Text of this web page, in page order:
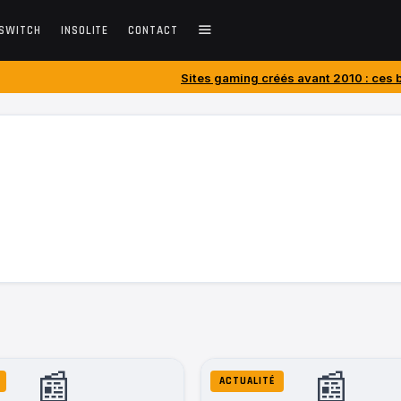
INSOLITE CONTACT
Sites gaming créés avant 2010 : ces blogs jeux
📰 📰
ACTUALITÉ